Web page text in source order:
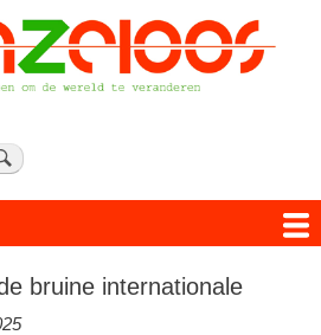
Overslaan
en
naar
de
bruine internationale